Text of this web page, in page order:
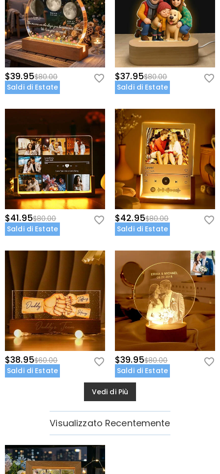
$39.95$80.00
Saldi di Estate
$37.95$80.00
Saldi di Estate
$41.95$80.00
Saldi di Estate
$42.95$80.00
Saldi di Estate
$38.95$60.00
Saldi di Estate
$39.95$80.00
Saldi di Estate
Vedi di Più
Visualizzato Recentemente